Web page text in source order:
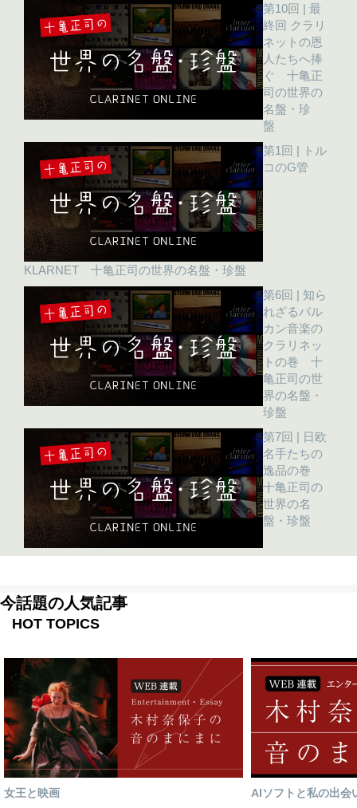
第10回 | 最
終回 クラリ
ネットの恩
人たちへ捧
ぐ 十亀正
司の世界の
名盤・珍
盤
第1回 | トル
コのG管
KLARNET 十亀正司の世界の名盤・珍盤
第6回 | 知ら
れざるバル
カン音楽の
クラリネッ
トの巻 十
亀正司の世
界の名盤・
珍盤
第7回 | 日欧
名手たちの
逸品の巻
十亀正司の
世界の名
盤・珍盤
今話題の人気記事
HOT TOPICS
女王と映画 AIソフトと私の出会